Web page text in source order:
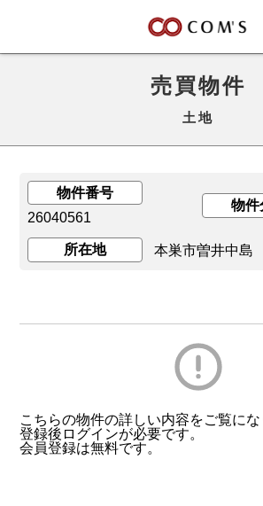
売買物件
土地
物件番号
26040561
物件
所在地 本巣市曽井中島
こちらの物件の詳しい内容をご覧に
登録後ログインが必要です。
会員登録は無料です。